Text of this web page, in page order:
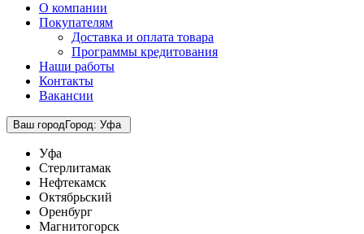
О компании
Покупателям
Доставка и оплата товара
Программы кредитования
Наши работы
Контакты
Вакансии
Ваш городГород: Уфа
Уфа
Стерлитамак
Нефтекамск
Октябрьский
Оренбург
Магнитогорск